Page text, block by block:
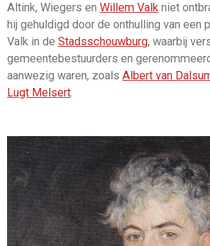
Altink, Wiegers en Willem Valk niet
hij gehuldigd door de onthulling van een
Valk in de Stadsschouwburg, waarbij
gemeentebestuurders en
aanwezig waren, zoals Albert van
Lugt Melsert.